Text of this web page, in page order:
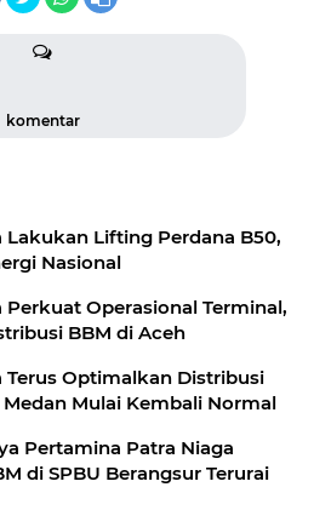
komentar
Lakukan Lifting Perdana B50,
Nasional
Operasional Terminal,
BBM di Aceh
Terus Optimalkan Distribusi
Medan Mulai Kembali Normal
Pertamina Patra Niaga
di SPBU Berangsur Terurai